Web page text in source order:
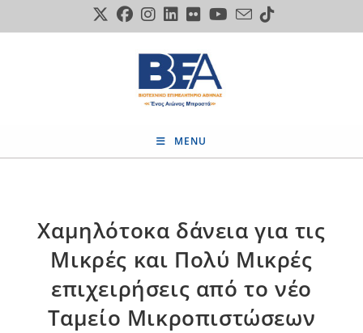
to
MENU
Χαμηλότοκα δάνεια για τις
Μικρές και Πολύ Μικρές
επιχειρήσεις από το νέο
Ταμείο Μικροπιστώσεων